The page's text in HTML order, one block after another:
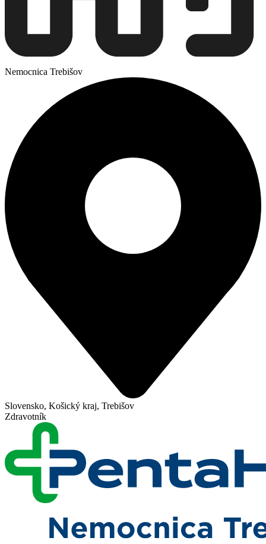
Nemocnica Trebišov
Slovensko, Košický kraj, Trebišov
Zdravotník